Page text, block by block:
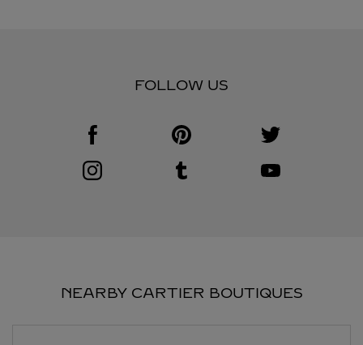
FOLLOW US
Visit us on Facebook
Link Opens in New Tab
Visit us on Instagram
Link Opens in New Tab
Visit us on Pinterest
Link Opens in New Tab
Visit us on Tumblr
Link Opens in New Tab
Visit us on Twitter
Link Opens in New
NEARBY CARTIER BOUTIQUES